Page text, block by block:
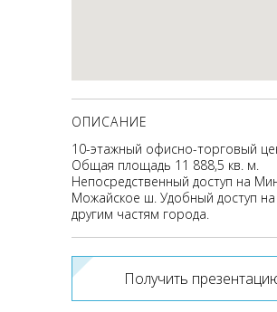
ОПИСАНИЕ
10-этажный офисно-торговый
Общая площадь 11 888,5 кв. м.
Непосредственный доступ на
Можайское ш. Удобный доступ
другим частям города.
Получить